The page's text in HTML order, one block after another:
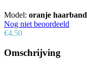
Model: oranje haarband
Nog niet beoordeeld
€4,50
Omschrijving